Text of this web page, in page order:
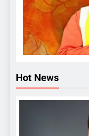
Hot News